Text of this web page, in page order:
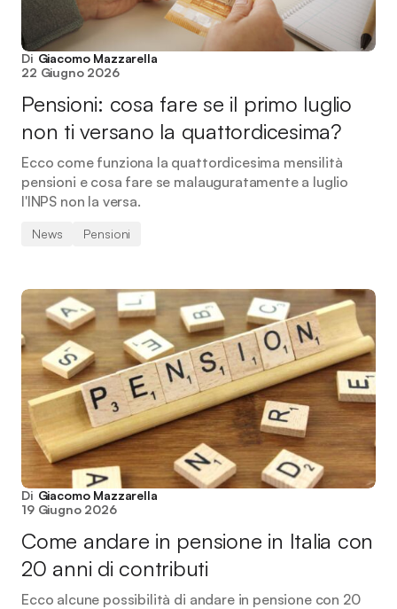
Di Giacomo Mazzarella
22 Giugno 2026
Pensioni: cosa fare se il primo luglio
non ti versano la quattordicesima?
Ecco come funziona la quattordicesima mensilità
pensioni e cosa fare se malauguratamente a luglio
l'INPS non la versa.
News Pensioni
Di Giacomo Mazzarella
19 Giugno 2026
Come andare in pensione in Italia con
20 anni di contributi
Ecco alcune possibilità di andare in pensione con 20